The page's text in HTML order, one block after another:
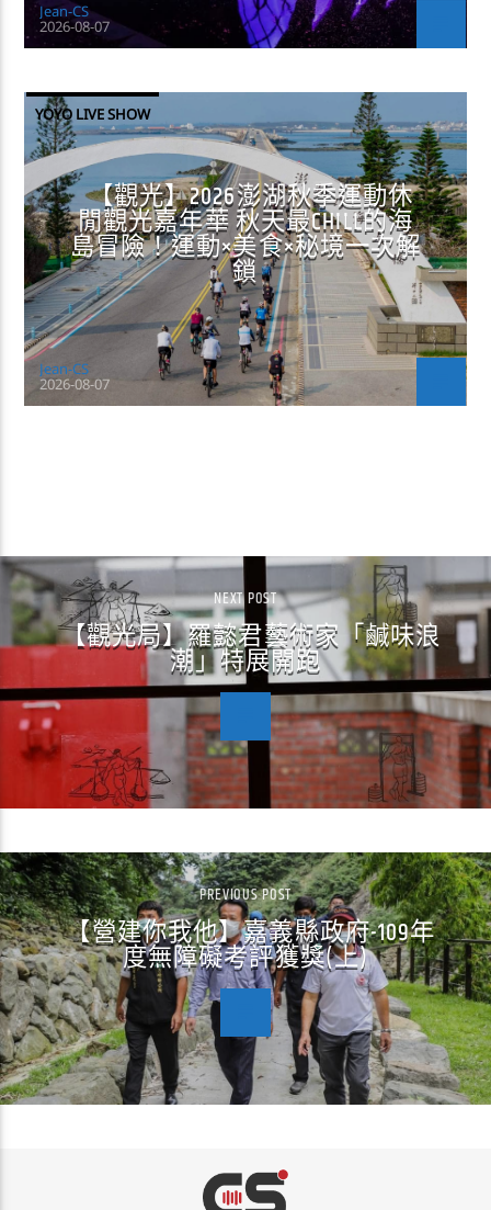
Jean-CS
2026-08-07
YOYO LIVE SHOW
【觀光】2026澎湖秋季運動休
閒觀光嘉年華 秋天最CHILL的海
島冒險！運動×美食×秘境一次解
鎖
Jean-CS
2026-08-07
NEXT POST
【觀光局】羅懿君藝術家「鹹味浪
潮」特展開跑
PREVIOUS POST
【營建你我他】嘉義縣政府-109年
度無障礙考評獲獎(上)